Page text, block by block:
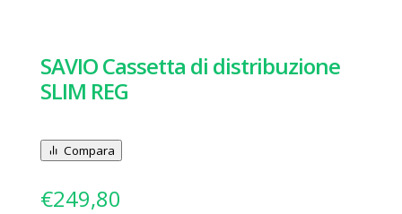
SAVIO Cassetta di distribuzione
SLIM REG
Compara
€249,80